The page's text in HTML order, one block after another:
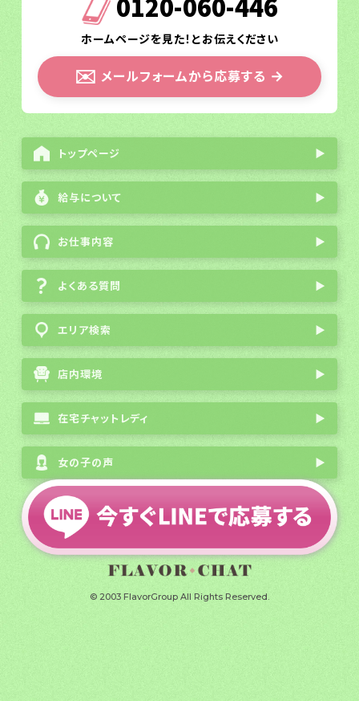
ホームページを見た！とお伝えください
✉️ メールフォームから応募する →
トップページ ▶
給与について ▶
お仕事内容 ▶
よくある質問 ▶
エリア検索 ▶
店内環境 ▶
在宅チャットレディ ▶
女の子の声 ▶
会社概要|プライバシーポリシー|サイトマップ
© 2003 FlavorGroup All Rights Reserved.